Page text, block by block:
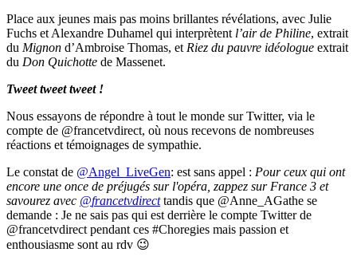
Place aux jeunes mais pas moins brillantes révélations, avec Julie
Fuchs et Alexandre Duhamel qui interprètent l’air de Philine, extrait
du Mignon d’Ambroise Thomas, et Riez du pauvre idéologue extrait
du Don Quichotte de Massenet.
Tweet tweet tweet !
Nous essayons de répondre à tout le monde sur Twitter, via le
compte de @francetvdirect, où nous recevons de nombreuses
réactions et témoignages de sympathie.
Le constat de @Angel_LiveGen: est sans appel : Pour ceux qui ont
encore une once de préjugés sur l'opéra, zappez sur France 3 et
savourez avec @francetvdirect tandis que @Anne_AGathe se
demande : Je ne sais pas qui est derrière le compte Twitter de
@francetvdirect pendant ces #Choregies mais passion et
enthousiasme sont au rdv 😉